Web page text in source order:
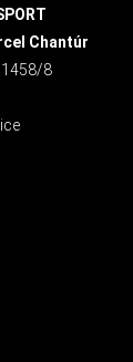
Chantúr
1458/8